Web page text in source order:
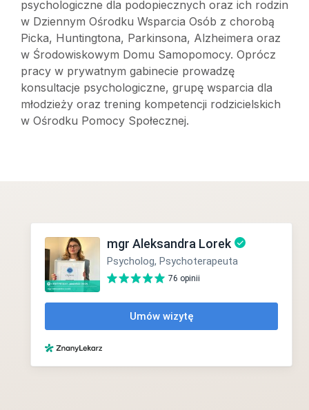
psychologiczne dla podopiecznych oraz ich rodzin
w Dziennym Ośrodku Wsparcia Osób z chorobą
Picka, Huntingtona, Parkinsona, Alzheimera oraz
w Środowiskowym Domu Samopomocy. Oprócz
pracy w prywatnym gabinecie prowadzę
konsultacje psychologiczne, grupę wsparcia dla
młodzieży oraz trening kompetencji rodzicielskich
w Ośrodku Pomocy Społecznej.